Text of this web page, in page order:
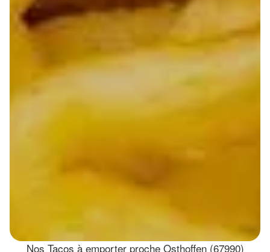
Nos Tacos à emporter proche Osthoffen (67990)